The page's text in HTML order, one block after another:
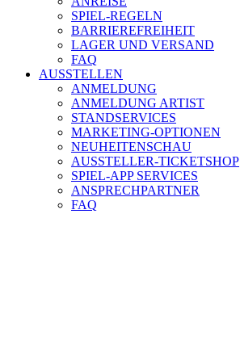
SPIEL-REGELN
BARRIEREFREIHEIT
LAGER UND VERSAND
FAQ
AUSSTELLEN
ANMELDUNG
ANMELDUNG ARTIST
STANDSERVICES
MARKETING-OPTIONEN
NEUHEITENSCHAU
AUSSTELLER-TICKETSHOP
SPIEL-APP SERVICES
ANSPRECHPARTNER
FAQ